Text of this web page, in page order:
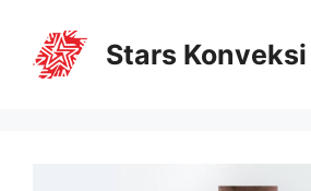
Stars Konveksi